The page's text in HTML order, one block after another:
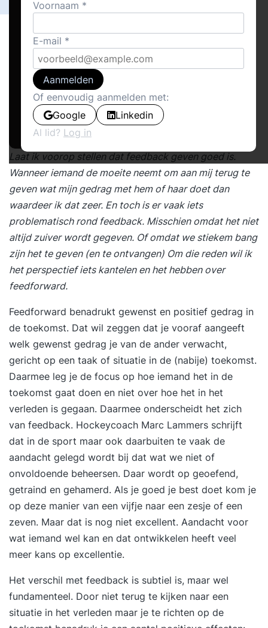
Laat ik voorop stellen dat feedback gevengoed is.
Wanneer iemand de moeite neemt om aan mij terug te
geven wat mijn gedrag met hem of haar doet dan
waardeer ik dat zeer. En toch is er vaak iets
problematisch rond feedback. Misschien omdat het niet
altijd zuiver wordt gegeven. Of omdat we stiekem bang
zijn het te geven (en te ontvangen) Om die reden wil ik
het perspectief iets kantelen en het hebben over
feedforward.
Feedforward benadrukt gewenst en positief gedrag in
de toekomst. Dat wil zeggen dat je vooraf aangeeft
welk gewenst gedrag je van de ander verwacht,
gericht op een taak of situatie in de (nabije) toekomst.
Daarmee leg je de focus op hoe iemand het in de
toekomst gaat doen en niet over hoe het in het
verleden is gegaan. Daarmee onderscheidt het zich
van feedback. Hockeycoach Marc Lammers schrijft
dat in de sport maar ook daarbuiten te vaak de
aandacht gelegd wordt bij dat wat we niet of
onvoldoende beheersen. Daar wordt op geoefend,
getraind en gehamerd. Als je goed je best doet kom je
op deze manier van een vijfje naar een zesje of een
zeven. Maar dat is nog niet excellent. Aandacht voor
wat iemand wel kan en dat ontwikkelen heeft veel
meer kans op excellentie.
Het verschil met feedback is subtiel is, maar wel
fundamenteel. Door niet terug te kijken naar een
situatie in het verleden maar je te richten op de
Voornaam
E-mail
Aanmelden
Of eenvoudig aanmelden met:
Google
Linkedin
Al lid? Log in